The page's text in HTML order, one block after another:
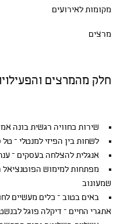
מקומות לאירועים
מרצים
חלק מהמרצים
שירות כחוויה רגשית בונה
לשחות בין הפיזי למנטלי – טל
אנגלית להצלחה בעסקים –
מפתחות למימוש הפוטנציאל
שמעונוב
באים בטוב – כלים מעשיים
אתגרי החיים – דיקלה פוגל